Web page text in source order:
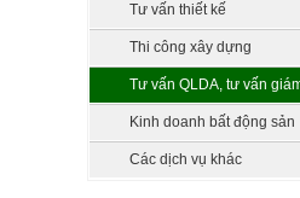
Tư vấn thiết kế
Thi công xây dựng
Tư vấn QLDA, tư vấn
Kinh doanh bất động sản
Các dịch vụ khác